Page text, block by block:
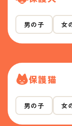
男の子 女
保護猫
男の子 女